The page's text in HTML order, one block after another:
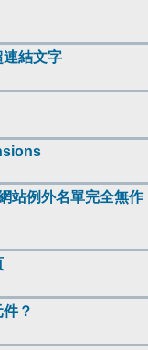
結文字
站例外名單完全無作
？